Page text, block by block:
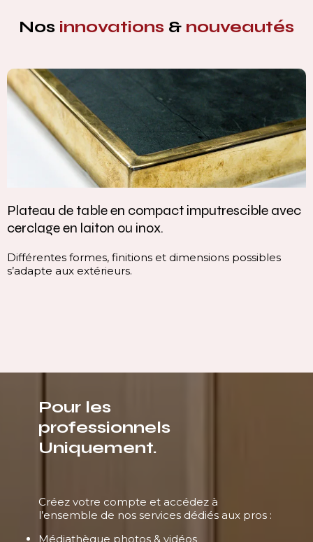
Nos innovations & nouveautés
de table en compact imputrescible avec
en laiton ou inox.
formes, finitions et dimensions possibles
aux extérieurs.
Pour les
professionnels
Uniquement.
Créez votre compte et accédez à
l’ensemble de nos services dédiés aux pros :
Médiathèque photos & vidéos